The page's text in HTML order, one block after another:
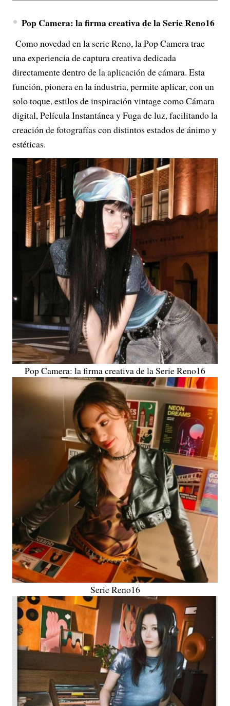
Pop Camera: la firma creativa de la Serie Reno16
Como novedad en la serie Reno, la Pop Camera trae
una experiencia de captura creativa dedicada
directamente dentro de la aplicación de cámara. Esta
función, pionera en la industria, permite aplicar, con un
solo toque, estilos de inspiración vintage como Cámara
digital, Película Instantánea y Fuga de luz, facilitando la
creación de fotografías con distintos estados de ánimo y
estéticas.
Pop Camera: la firma creativa de la Serie Reno16
Serie Reno16